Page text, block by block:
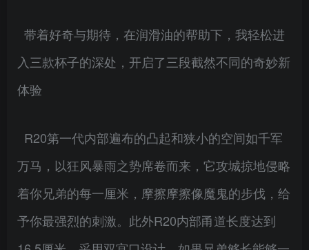
带着好奇与期待，在润滑油的帮助下，我轻松进
入三款杯子的深处，开启了三段截然不同的奇妙新
体验
R20第一代内部遍布的凸起和狭小的空间如千军
万马，以狂风暴雨之势席卷而来，它攻城掠地侵略
着你兄弟的每一厘米，摩擦摩擦像魔鬼的步伐，给
予你最强烈的刺激。此外R20内部甬道长度达到